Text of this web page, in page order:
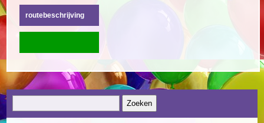
routebeschrijving